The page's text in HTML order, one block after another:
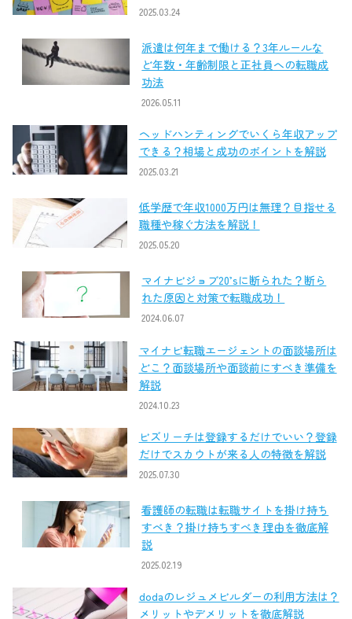
2025.03.24
派遣は何年まで働ける？3年ルールな
ど年数・年齢制限と正社員への転職成
功法
2026.05.11
ヘッドハンティングでいくら年収アップ
できる？相場と成功のポイントを解説
2025.03.21
低学歴で年収1000万円は無理？目指せる
職種や稼ぐ方法を解説！
2025.05.20
マイナビジョブ20’sに断られた？断ら
れた原因と対策で転職成功！
2024.06.07
マイナビ転職エージェントの面談場所は
どこ？面談場所や面談前にすべき準備を
解説
2024.10.23
ビズリーチは登録するだけでいい？登録
だけでスカウトが来る人の特徴を解説
2025.07.30
看護師の転職は転職サイトを掛け持ち
すべき？掛け持ちすべき理由を徹底解
説
2025.02.19
dodaのレジュメビルダーの利用方法は？
メリットやデメリットを徹底解説